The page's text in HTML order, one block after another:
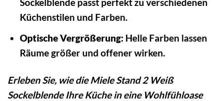
Küchenstilen und Farben.
Optische Vergrößerung:Helle Farben lassen
Räume größer und offener wirken.
Erleben Sie, wie die Miele Stand 2 Weiß
Sockelblende Ihre Küche in eine Wohlfühloase